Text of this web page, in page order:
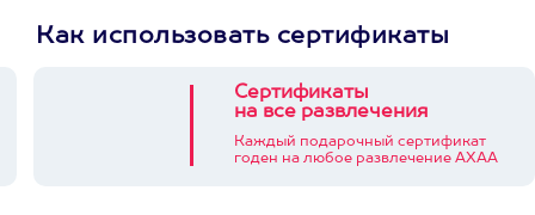
Как использовать сертификаты
Сертификаты
на все развлечения
Каждый подарочный сертификат
годен на любое развлечение АХАА